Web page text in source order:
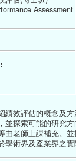
Assessment
績效評估的概念及
並探索可能的研究
由老師上課補充。
術界及產業界之實